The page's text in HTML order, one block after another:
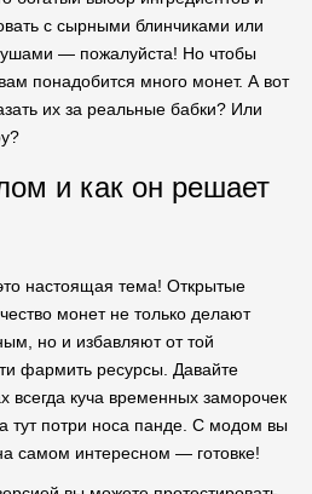
с сырными блинчиками или
— пожалуйста! Но чтобы
понадобится много монет. А вот
их за реальные бабки? Или
и как он решает
настоящая тема! Открытые
монет не только делают
но и избавляют от той
фармить ресурсы. Давайте
всегда куча временных заморочек
тут потри носа панде. С модом вы
самом интересном — готовке!